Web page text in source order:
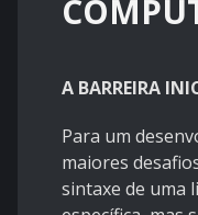
A BARREIRA
Para um
maiores
sintaxe de uma